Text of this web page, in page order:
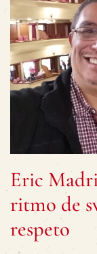
Eric
ritmo de
respeto